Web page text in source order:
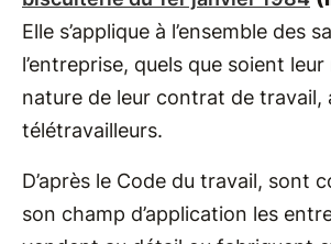
Elle s’applique à l’ensemble des
l’entreprise, quels que soient
nature de leur contrat de travail,
télétravailleurs.
D’après le Code du travail, sont
son champ d’application les